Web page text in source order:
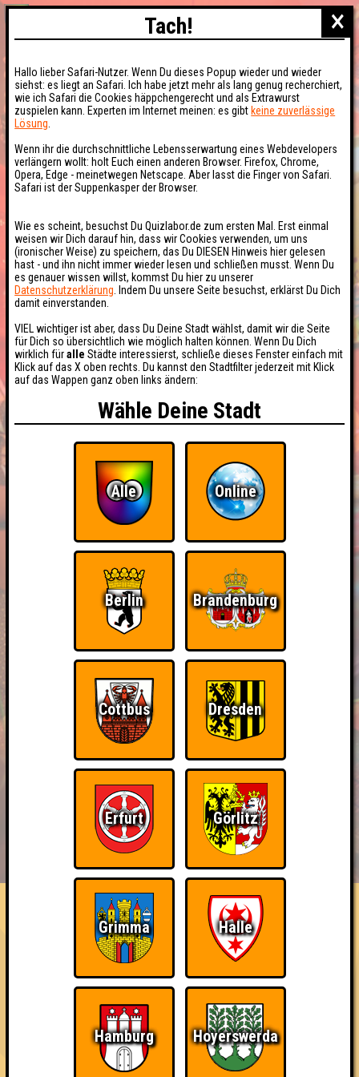
HIGHSCORE RESERVIERUNG
FAQ ÜBER UNS
Eindeutiger Sieg
Gewinne mit zwei Punkten Abstand (zum zweiten Platz)
~ Noch nicht erreicht ~
×
Tach!
Hallo lieber Safari-Nutzer. Wenn Du dieses Popup wieder und wieder
siehst: es liegt an Safari. Ich habe jetzt mehr als lang genug recherchiert,
wie ich Safari die Cookies häppchengerecht und als Extrawurst
zuspielen kann. Experten im Internet meinen: es gibt keine zuverlässige
Lösung
Wenn ihr die durchschnittliche Lebensserwartung eines Webdevelopers
verlängern wollt: holt Euch einen anderen Browser. Firefox, Chrome,
Opera, Edge - meinetwegen Netscape. Aber lasst die Finger von Safari.
Safari ist der Suppenkasper der Browser.
Wie es scheint, besuchst Du Quizlabor.de zum ersten Mal. Erst einmal
weisen wir Dich darauf hin, dass wir Cookies verwenden, um uns
(ironischer Weise) zu speichern, das Du DIESEN Hinweis hier gelesen
hast - und ihn nicht immer wieder lesen und schließen musst. Wenn Du
es genauer wissen willst, kommst Du hier zu unserer
Datenschutzerklärung . Indem Du unsere Seite besuchst, erklärst Du Dich
damit einverstanden.
VIEL wichtiger ist aber, dass Du Deine Stadt wählst, damit wir die Seite
für Dich so übersichtlich wie möglich halten können. Wenn Du Dich
wirklich füralle Städte interessierst, schließe dieses Fenster einfach mit
Klick auf das X oben rechts. Du kannst den Stadtfilter jederzeit mit Klick
auf das Wappen ganz oben links ändern:
Wähle Deine Stadt
Alle Online
Berlin Brandenburg
Cottbus Dresden
Erfurt Görlitz
Grimma Halle
Hamburg Hoyerswerda